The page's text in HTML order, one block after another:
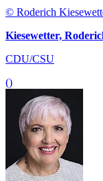
© Roderich
Kiesewetter,
CDU/CSU
()